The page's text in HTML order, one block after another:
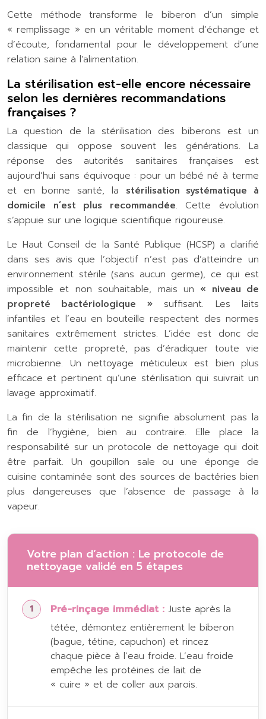
Cette méthode transforme le biberon d’un simple
« remplissage » en un véritable moment d’échange et
d’écoute, fondamental pour le développement d’une
relation saine à l’alimentation.
La stérilisation est-elle encore nécessaire
selon les dernières recommandations
françaises ?
La question de la stérilisation des biberons est un
classique qui oppose souvent les générations. La
réponse des autorités sanitaires françaises est
aujourd’hui sans équivoque : pour un bébé né à terme
et en bonne santé, la stérilisation systématique à
domicile n’est plus recommandée. Cette évolution
s’appuie sur une logique scientifique rigoureuse.
Le Haut Conseil de la Santé Publique (HCSP) a clarifié
dans ses avis que l’objectif n’est pas d’atteindre un
environnement stérile (sans aucun germe), ce qui est
impossible et non souhaitable, mais un « niveau de
propreté bactériologique »suffisant. Les laits
infantiles et l’eau en bouteille respectent des normes
sanitaires extrêmement strictes. L’idée est donc de
maintenir cette propreté, pas d’éradiquer toute vie
microbienne. Un nettoyage méticuleux est bien plus
efficace et pertinent qu’une stérilisation qui suivrait un
lavage approximatif.
La fin de la stérilisation ne signifie absolument pas la
fin de l’hygiène, bien au contraire. Elle place la
responsabilité sur un protocole de nettoyage qui doit
être parfait. Un goupillon sale ou une éponge de
cuisine contaminée sont des sources de bactéries bien
plus dangereuses que l’absence de passage à la
vapeur.
Votre plan d’action : Le protocole de
nettoyage validé en 5 étapes
Pré-rinçage immédiat : Juste après la
tétée, démontez entièrement le biberon
(bague, tétine, capuchon) et rincez
chaque pièce à l’eau froide. L’eau froide
empêche les protéines de lait de
« cuire » et de coller aux parois.